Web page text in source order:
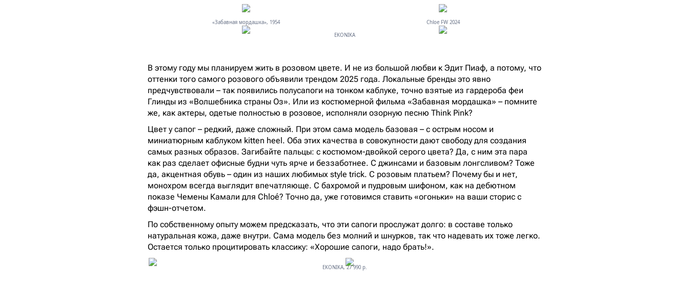
«Забавная мордашка», 1954
Chloe FW 2024
EKONIKA
В этому году мы планируем жить в розовом цвете. И не из большой любви к Эдит Пиаф, а потому, что
оттенки того самого розового объявили трендом 2025 года. Локальные бренды это явно
предчувствовали – так появились полусапоги на тонком каблуке, точно взятые из гардероба феи
Глинды из «Волшебника страны Оз». Или из костюмерной фильма «Забавная мордашка» – помните
же, как актеры, одетые полностью в розовое, исполняли озорную песню Think Pink?
Цвет у сапог – редкий, даже сложный. При этом сама модель базовая – с острым носом и
миниатюрным каблуком kitten heel. Оба этих качества в совокупности дают свободу для создания
самых разных образов. Загибайте пальцы: с костюмом-двойкой серого цвета? Да, с ним эта пара
как раз сделает офисные будни чуть ярче и беззаботнее. С джинсами и базовым лонгсливом? Тоже
да, акцентная обувь – один из наших любимых style trick. С розовым платьем? Почему бы и нет,
монохром всегда выглядит впечатляюще. С бахромой и пудровым шифоном, как на дебютном
показе Чемены Камали для Chloé? Точно да, уже готовимся ставить «огоньки» на ваши сторис с
фэшн-отчетом.
По собственному опыту можем предсказать, что эти сапоги прослужат долго: в составе только
натуральная кожа, даже внутри. Сама модель без молний и шнурков, так что надевать их тоже легко.
Остается только процитировать классику: «Хорошие сапоги, надо брать!».
EKONIKA, 27 990 р.